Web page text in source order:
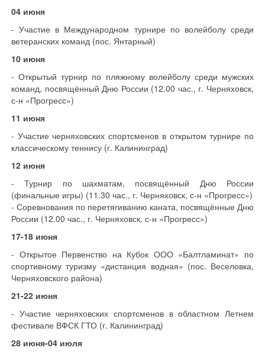
04 июня
- Участие в Международном турнире по волейболу среди
ветеранских команд (пос. Янтарный)
10 июня
- Открытый турнир по пляжному волейболу среди мужских
команд, посвящённый Дню России (12.00 час., г. Черняховск,
с-н «Прогресс»)
11 июня
- Участие черняховских спортсменов в открытом турнире по
классическому теннису (г. Калининград)
12 июня
- Турнир по шахматам, посвящённый Дню России
(финальные игры) (11.30 час., г. Черняховск, с-н «Прогресс»)
- Соревнования по перетягиванию каната, посвящённые Дню
России (12.00 час., г. Черняховск, с-н «Прогресс»)
17-18 июня
- Открытое Первенство на Кубок ООО «Балтламинат» по
спортивному туризму «дистанция водная» (пос. Веселовка,
Черняховского района)
21-22 июня
- Участие черняховских спортсменов в областном Летнем
фестивале ВФСК ГТО (г. Калининград)
28 июня-04 июля